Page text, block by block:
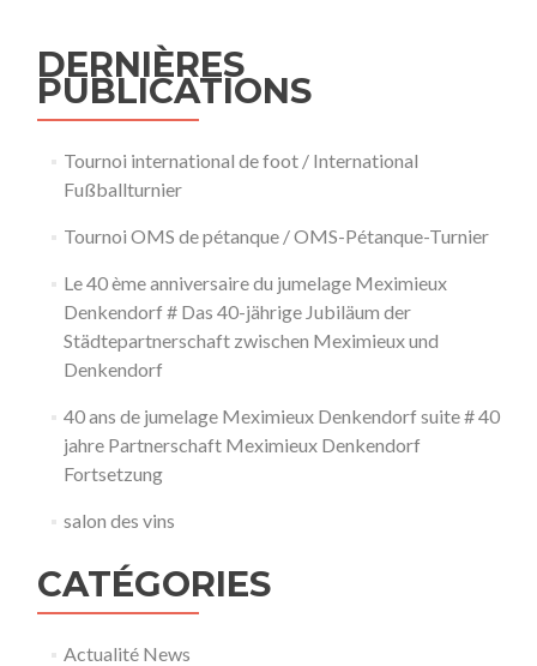
l’article
DERNIÈRES
PUBLICATIONS
Tournoi international de foot / International
Fußballturnier
Tournoi OMS de pétanque / OMS-Pétanque-Turnier
Le 40 ème anniversaire du jumelage Meximieux
Denkendorf # Das 40-jährige Jubiläum der
Städtepartnerschaft zwischen Meximieux und
Denkendorf
40 ans de jumelage Meximieux Denkendorf suite # 40
jahre Partnerschaft Meximieux Denkendorf
Fortsetzung
salon des vins
CATÉGORIES
Actualité News